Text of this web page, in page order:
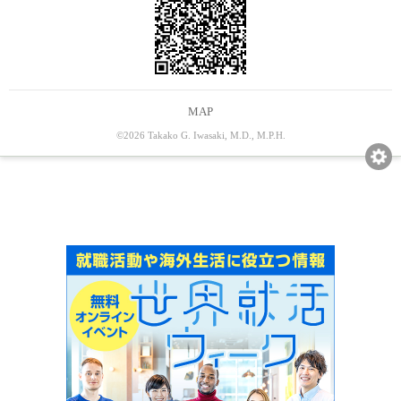
MAP
©2026 Takako G. Iwasaki, M.D., M.P.H.